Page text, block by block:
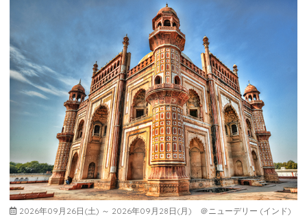
2026年09月26日(土) ～ 2026年09月28日(月) ＠ニューデリー (インド)